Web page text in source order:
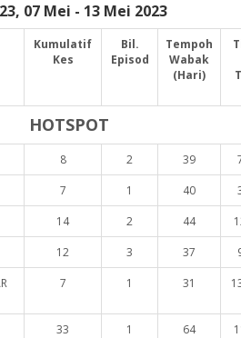
07 Mei - 13 Mei 2023
Kumulatif
Kes
Bil.
Episod
Tempoh
Wabak
(Hari)
HOTSPOT
8 2 39
7 1 40
14 2 44
12 3 37
7 1 31
33 1 64